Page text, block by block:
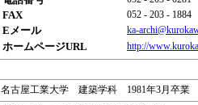
FAX 052 - 203 - 1884
Eメール ka-
ホームページURL http://
名古屋工業大学 建築学科 1981年3月卒